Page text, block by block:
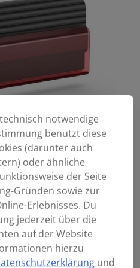
notwendige
benutzt diese
(darunter auch
oder ähnliche
der Seite
Gründen sowie zur
Erlebnisses. Du
jederzeit über die
auf der Website
hierzu
und